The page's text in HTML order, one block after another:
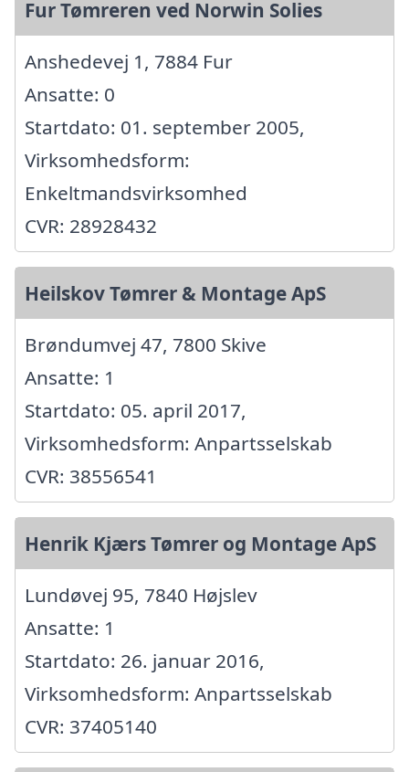
Fur Tømreren ved Norwin Solies
Anshedevej 1, 7884 Fur
Ansatte: 0
Startdato: 01. september 2005,
Virksomhedsform:
Enkeltmandsvirksomhed
CVR: 28928432
Heilskov Tømrer & Montage ApS
Brøndumvej 47, 7800 Skive
Ansatte: 1
Startdato: 05. april 2017,
Virksomhedsform: Anpartsselskab
CVR: 38556541
Henrik Kjærs Tømrer og Montage ApS
Lundøvej 95, 7840 Højslev
Ansatte: 1
Startdato: 26. januar 2016,
Virksomhedsform: Anpartsselskab
CVR: 37405140